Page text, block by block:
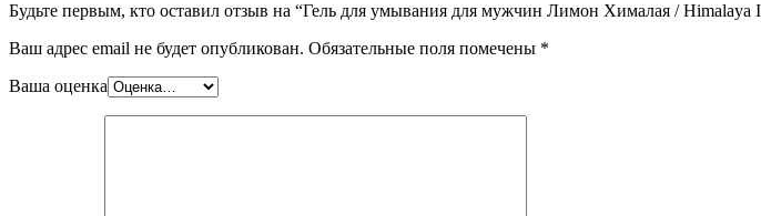
Будьте первым, кто оставил отзыв на “Гель для умывания для мужчин Лимон Хималая / Himalaya
Ваш адрес email не будет опубликован. Обязательные поля помечены *
Ваша оценка